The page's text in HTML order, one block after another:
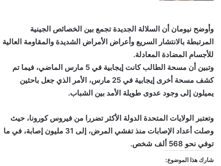
وأوضح نيومان أن السلالة الجديدة تجمع بين الخصائص الجينية
المرتبطة بالانتشار السريع وأعراض الأمراض الشديدة والمقاومة العالية
للأجسام المضادة المعادلة.
وتبين أن مسحة الطالب كانت إيجابية في 5 مارس الماضي، فيما تم
كشف مسحة أخرى إيجابية في 25 مارس، الأمر الذي جعل باحثين
يميلون إلى وجود عدوى طويلة الأمد بين الشباب.
وتعتبر الولايات المتحدة الدولة الأكثر تضررا من فيروس كورونا، حيث
وصلت أعداد الإصابات منذ تفشي المرض، إلى 31 مليون إصابة، في ما
توفي نحو 568 ألف شخص.
شارك هذا الموضوع: